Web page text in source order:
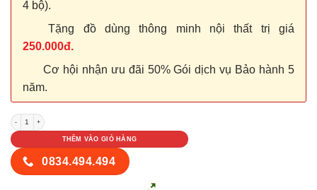
4 bộ).
Tặng đồ dùng thông minh nội thất trị giá
250.000đ.
Cơ hội nhận ưu đãi 50% Gói dịch vụ Bảo hành 5
năm.
CỬA NHỰA ABS HÀN QUỐC KOS 205-MQ808 (2) số lượng
THÊM VÀO GIỎ HÀNG
0834.494.494